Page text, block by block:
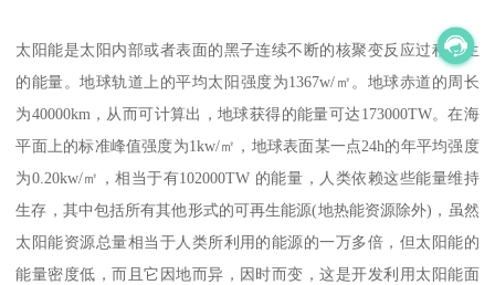
太阳能是太阳内部或者表面的黑子连续不断的核聚变反应过程产生
的能量。地球轨道上的平均太阳强度为1367w/㎡。地球赤道的周长
为40000km，从而可计算出，地球获得的能量可达173000TW。在海
平面上的标准峰值强度为1kw/㎡，地球表面某一点24h的年平均强度
为0.20kw/㎡，相当于有102000TW 的能量，人类依赖这些能量维持
生存，其中包括所有其他形式的可再生能源(地热能资源除外)，虽然
太阳能资源总量相当于人类所利用的能源的一万多倍，但太阳能的
能量密度低，而且它因地而异，因时而变，这是开发利用太阳能面